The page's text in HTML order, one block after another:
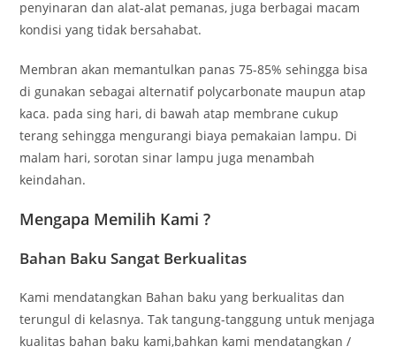
penyinaran dan alat-alat pemanas, juga berbagai macam
kondisi yang tidak bersahabat.
Membran akan memantulkan panas 75-85% sehingga bisa
di gunakan sebagai alternatif polycarbonate maupun atap
kaca. pada sing hari, di bawah atap membrane cukup
terang sehingga mengurangi biaya pemakaian lampu. Di
malam hari, sorotan sinar lampu juga menambah
keindahan.
Mengapa Memilih Kami ?
Bahan Baku Sangat Berkualitas
Kami mendatangkan Bahan baku yang berkualitas dan
terungul di kelasnya. Tak tangung-tanggung untuk menjaga
kualitas bahan baku kami,bahkan kami mendatangkan /